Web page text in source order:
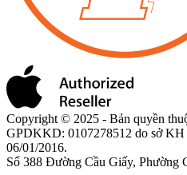
Copyright © 2025 - Bản quyền
GPDKKD: 0107278512 do sở
06/01/2016.
Số 388 Đường Cầu Giấy, Phường